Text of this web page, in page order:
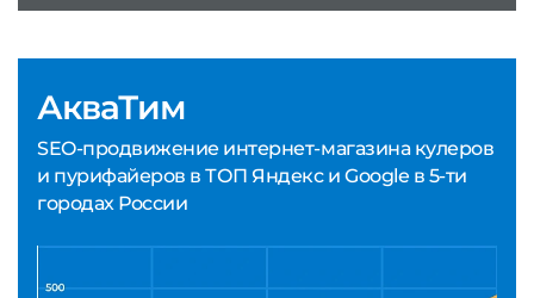
АкваТим
SEO-продвижение интернет-магазина кулеров
и пурифайеров в ТОП Яндекс и Google в 5-ти
городах России